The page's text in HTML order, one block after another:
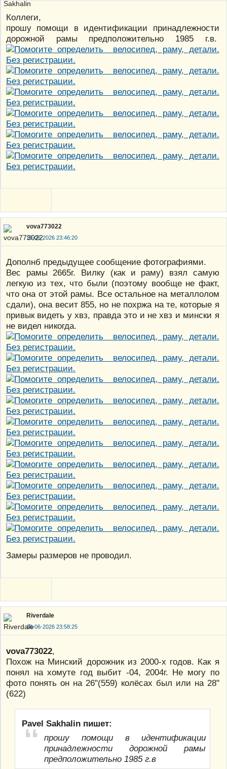
Коллеги,
прошу помощи в идентификации принадлежности
дорожной рамы предположительно 1985 г.в.
vova773022
18-06-2026 23:46:20
Дополнб предыдущее сообщение фотографиями.
Вес рамы 2665г. Вилку (как и раму) взял самую
легкую из тех, что были (поэтому вообще не факт,
что она от этой рамы. Все остальное на металлолом
сдали), она весит 855, но не похржа на те, которые я
привык видеть у хвз, правда это и не хвз и мински я
не видел никогда.
Замеры размеров не проводил.
Riverdale
18-06-2026 23:58:25
vova773022,
Похож на Минский дорожник из 2000-х годов. Как я
понял на хомуте год выбит -04, 2004г. Не могу по
фото понять он на 26"(559) колёсах был или на 28"
(622)
Pavel Sakhalin пишет:
прошу помощи в идентификации
принадлежности дорожной рамы
предположительно 1985 г.в